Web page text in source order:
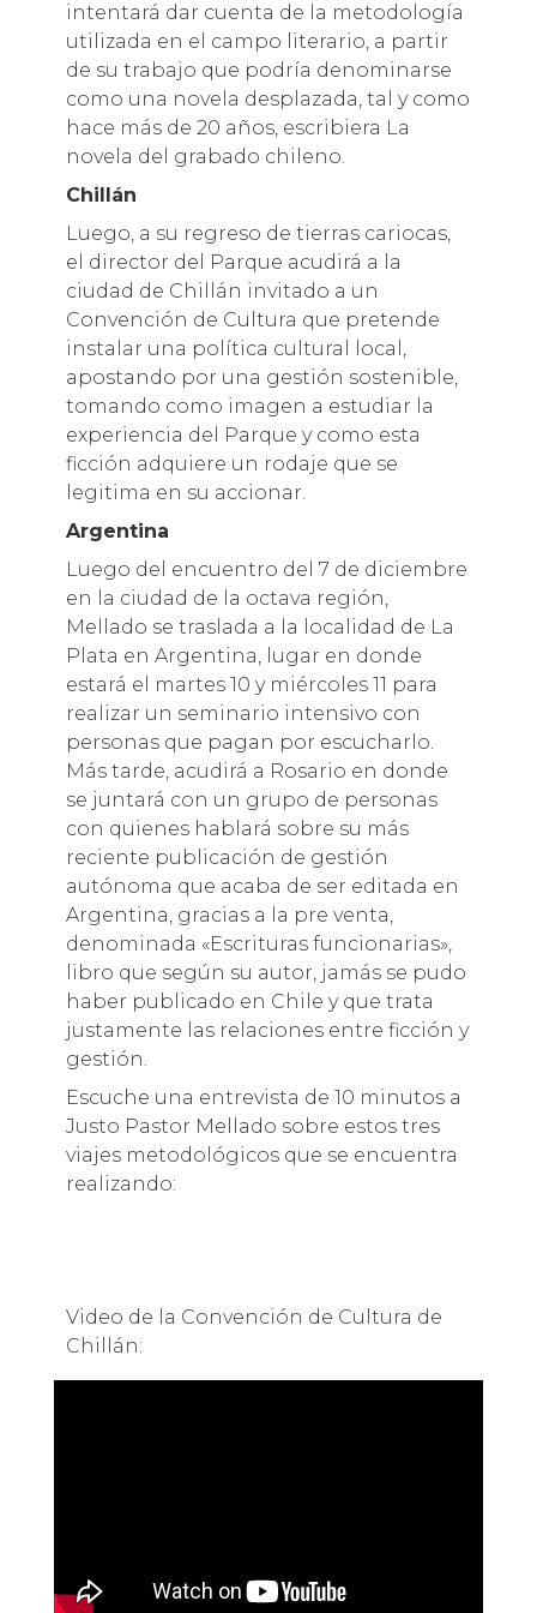
intentará dar cuenta de la metodología
utilizada en el campo literario, a partir
de su trabajo que podría denominarse
como una novela desplazada, tal y como
hace más de 20 años, escribiera La
novela del grabado chileno.
Chillán
Luego, a su regreso de tierras cariocas,
el director del Parque acudirá a la
ciudad de Chillán invitado a un
Convención de Cultura que pretende
instalar una política cultural local,
apostando por una gestión sostenible,
tomando como imagen a estudiar la
experiencia del Parque y como esta
ficción adquiere un rodaje que se
legitima en su accionar.
Argentina
Luego del encuentro del 7 de diciembre
en la ciudad de la octava región,
Mellado se traslada a la localidad de La
Plata en Argentina, lugar en donde
estará el martes 10 y miércoles 11 para
realizar un seminario intensivo con
personas que pagan por escucharlo.
Más tarde, acudirá a Rosario en donde
se juntará con un grupo de personas
con quienes hablará sobre su más
reciente publicación de gestión
autónoma que acaba de ser editada en
Argentina, gracias a la pre venta,
denominada «Escrituras funcionarias»,
libro que según su autor, jamás se pudo
haber publicado en Chile y que trata
justamente las relaciones entre ficción y
gestión.
Escuche una entrevista de 10 minutos a
Justo Pastor Mellado sobre estos tres
viajes metodológicos que se encuentra
realizando:
Video de la Convención de Cultura de
Chillán: